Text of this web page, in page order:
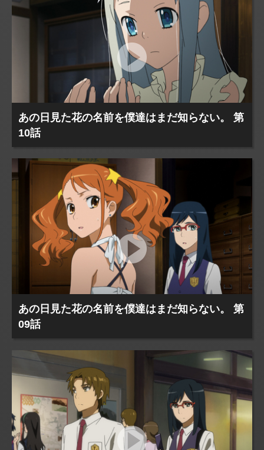
あの日見た花の名前を僕達はまだ知らない。 第
10話
あの日見た花の名前を僕達はまだ知らない。 第
09話